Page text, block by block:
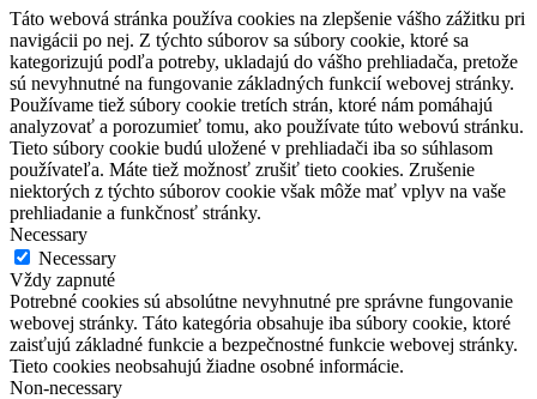
Táto webová stránka používa cookies na zlepšenie vášho zážitku pri
navigácii po nej. Z týchto súborov sa súbory cookie, ktoré sa
kategorizujú podľa potreby, ukladajú do vášho prehliadača, pretože
sú nevyhnutné na fungovanie základných funkcií webovej stránky.
Používame tiež súbory cookie tretích strán, ktoré nám pomáhajú
analyzovať a porozumieť tomu, ako používate túto webovú stránku.
Tieto súbory cookie budú uložené v prehliadači iba so súhlasom
používateľa. Máte tiež možnosť zrušiť tieto cookies. Zrušenie
niektorých z týchto súborov cookie však môže mať vplyv na vaše
prehliadanie a funkčnosť stránky.
Necessary
Necessary
Vždy zapnuté
Potrebné cookies sú absolútne nevyhnutné pre správne fungovanie
webovej stránky. Táto kategória obsahuje iba súbory cookie, ktoré
zaisťujú základné funkcie a bezpečnostné funkcie webovej stránky.
Tieto cookies neobsahujú žiadne osobné informácie.
Non-necessary